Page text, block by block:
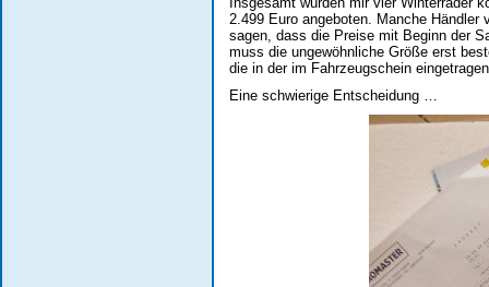
2.499 Euro angeboten. Manche
sagen, dass die Preise mit Beginn der
muss die ungewöhnliche Größe erst
die in der im Fahrzeugschein
Eine schwierige Entscheidung …